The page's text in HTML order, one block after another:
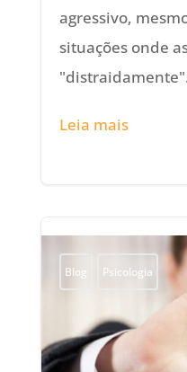
agressivo,
situações onde
Leia mais
Blog Psicologia